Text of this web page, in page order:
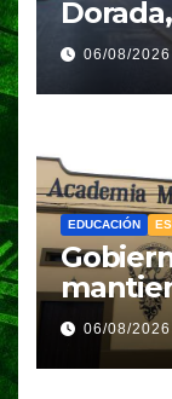
pesos
06/08/2026
EDUCACIÓN
seguir
06/08/2026